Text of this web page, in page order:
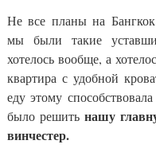
Не все планы на
мы были такие
хотелось вообще, а
квартира с удобной
еду этому
было решить нашу
винчестер.